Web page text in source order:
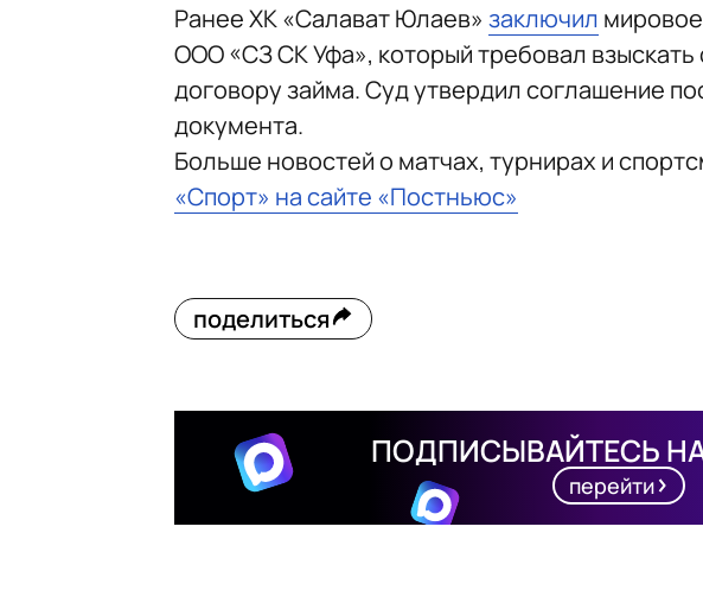
Ранее ХК «Салават Юлаев» заключил
ООО «СЗ СК Уфа», который требовал взыскать
договору займа. Суд утвердил соглашение
документа.
Больше новостей о матчах, турнирах и
«Спорт» на сайте «Постньюс»
поделиться
ПОДПИСЫВАЙТЕСЬ НА
перейти